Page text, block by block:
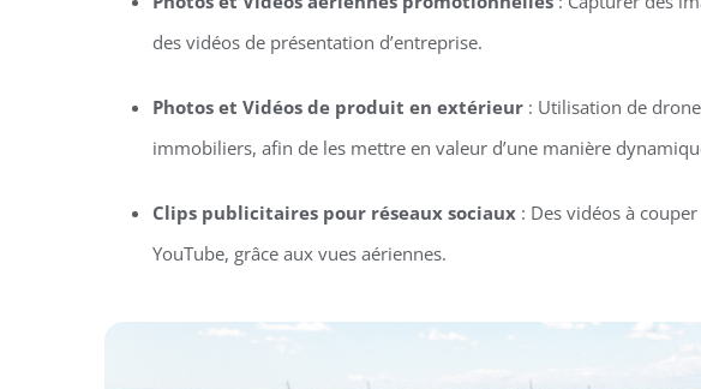
des vidéos de présentation d’entreprise.
Photos et Vidéos de produit en extérieur: Utilisation de
immobiliers, afin de les mettre en valeur d’une manière
Clips publicitaires pour réseaux sociaux: Des vidéos à
YouTube, grâce aux vues aériennes.